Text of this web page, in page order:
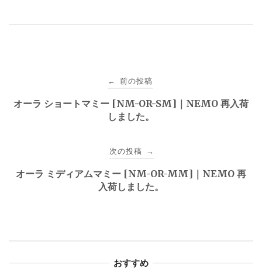
稿
ゲ
← 前の投稿
オーラ ショートマミー [NM-OR-SM]｜NEMO 再入荷
しました。
次の投稿 →
オーラ ミディアムマミー [NM-OR-MM]｜NEMO 再
入荷しました。
おすすめ